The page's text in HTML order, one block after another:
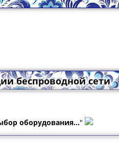
беспроводной сети
оборудования..."